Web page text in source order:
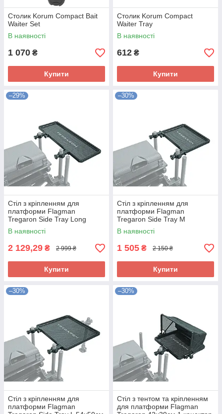
Столик Korum Compact Bait
Waiter Set
В наявності
1 070 ₴
Купити
Столик Korum Compact
Waiter Tray
В наявності
612 ₴
Купити
–29%
Стіл з кріпленням для
платформи Flagman
Tregaron Side Tray Long
77x28см 2 конектора
В наявності
2 129,29 ₴ 2 999 ₴
Купити
–30%
Стіл з кріпленням для
платформи Flagman
Tregaron Side Tray M
33x44см 1 коннектор
В наявності
1 505 ₴ 2 150 ₴
Купити
–30%
Стіл з кріпленням для
платформи Flagman
–30%
Стіл з тентом та кріпленням
для платформи Flagman